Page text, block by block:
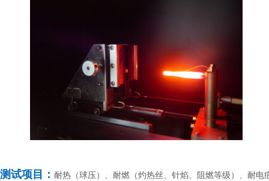
测试项目： 耐热（球压）、耐燃（灼热丝、针焰、阻燃等级）、耐电